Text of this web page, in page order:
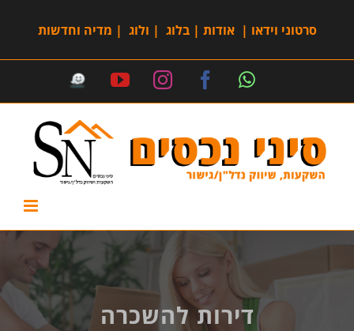
סרטוני וידאו |אודות |בלוג | ולוג | מדיה וחדשות
דירות להשכרה